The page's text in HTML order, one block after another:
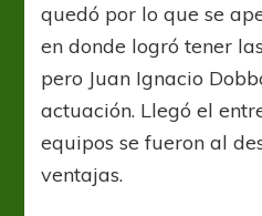
quedó por lo que se
en donde logró tener
pero Juan Ignacio
actuación. Llegó el
equipos se fueron al
ventajas.